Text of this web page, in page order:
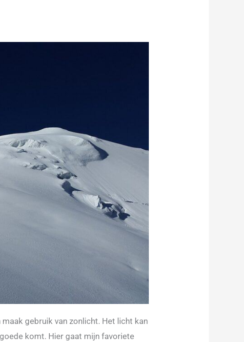
gebruik van zonlicht. Het licht kan
komt. Hier gaat mijn favoriete